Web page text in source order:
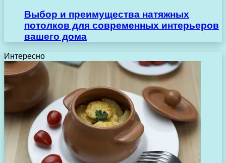
Выбор и преимущества натяжных
потолков для современных интерьеров
вашего дома
Интересно